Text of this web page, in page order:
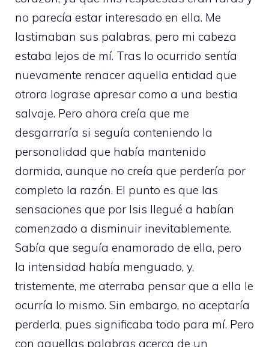
no parecía estar interesado en ella. Me
lastimaban sus palabras, pero mi cabeza
estaba lejos de mí. Tras lo ocurrido sentía
nuevamente renacer aquella entidad que
otrora lograse apresar como a una bestia
salvaje. Pero ahora creía que me
desgarraría si seguía conteniendo la
personalidad que había mantenido
dormida, aunque no creía que perdería por
completo la razón. El punto es que las
sensaciones que por Isis llegué a habían
comenzado a disminuir inevitablemente.
Sabía que seguía enamorado de ella, pero
la intensidad había menguado, y,
tristemente, me aterraba pensar que a ella le
ocurría lo mismo. Sin embargo, no aceptaría
perderla, pues significaba todo para mí. Pero
con aquellas palabras acerca de un